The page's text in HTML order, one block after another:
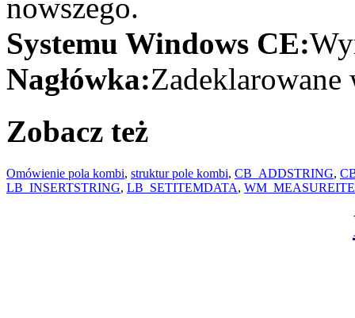
nowszego.
Systemu Windows CE:
Nagłówka:
Zobacz też
Omówienie pola kombi, struktur pole kombi, CB_ADDSTRING,
LB_INSERTSTRING, LB_SETITEMDATA,